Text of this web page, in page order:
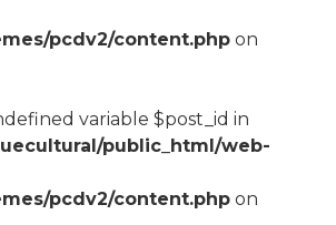
pcdv2/content.phpon
variable $post_id in
public_html/web-
pcdv2/content.phpon